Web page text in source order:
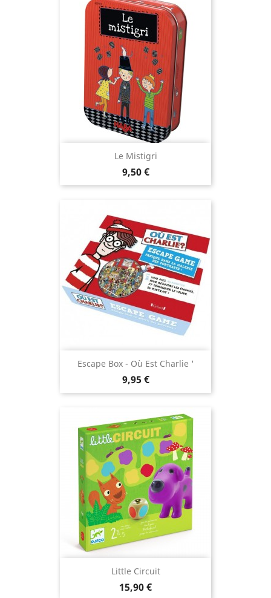
Le Mistigri
Prix
9,50 €
Escape Box - Où Est Charlie '
Prix
9,95 €
Little Circuit
Prix
15,90 €